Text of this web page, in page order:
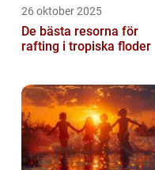
26 oktober 2025
De bästa resorna för
rafting i tropiska floder